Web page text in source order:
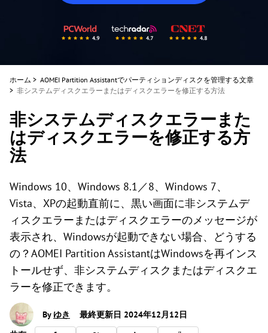
ホーム > AOMEI Partition Assistantでパーティションディスクを管理する文章
> 非システムディスクエラーまたはディスクエラーを修正する方法
非システムディスクエラーまた
はディスクエラーを修正する方
法
Windows 10、Windows 8.1／8、Windows 7、
Vista、XPの起動直前に、黒い画面に非システムデ
ィスクエラーまたはディスクエラーのメッセージが
表示され、Windowsが起動できない場合、どうする
の？AOMEI Partition AssistantはWindowsを再インス
トールせず、非システムディスクまたはディスクエ
ラーを修正できます。
By ゆき
最終更新日 2024年12月12日